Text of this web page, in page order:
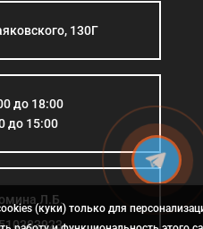
130Г
до 18:00
до 15:00
Л.Б.
(куки) только для